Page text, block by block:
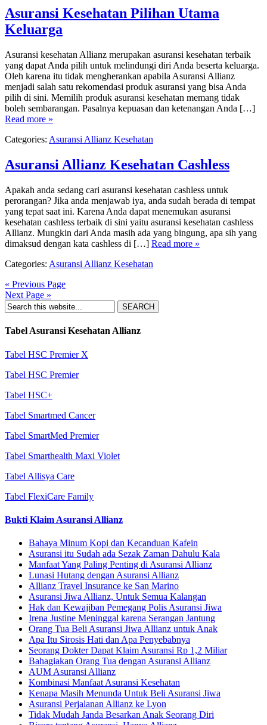
Asuransi Kesehatan Pilihan Utama
Keluarga
Asuransi kesehatan Allianz merupakan asuransi kesehatan terbaik
yang dapat Anda pilih untuk melindungi diri Anda beserta keluarga.
Oleh karena itu tidak mengherankan apabila Asuransi Allianz
menjadi salah satu rekomendasi produk asuransi yang bisa Anda
pilih di sini. Memilih produk asuransi kesehatan memang tidak
boleh sembarangan. Pasalnya kepuasan dan ketenangan Anda […]
Read more »
Categories: Asuransi Allianz Kesehatan
Asuransi Allianz Kesehatan Cashless
Apakah anda sedang cari asuransi kesehatan cashless untuk
perorangan? Jika anda menjawab iya, anda sudah berada di tempat
yang tepat saat ini. Karena Anda dapat menemukan asuransi
kesehatan cashless terbaik di sini yaitu asuransi kesehatan cashless
Allianz. Mungkin dari Anda masih ada yang bingung, apa sih yang
dimaksud dengan kata cashless di […] Read more »
Categories: Asuransi Allianz Kesehatan
« Previous Page
Next Page »
Tabel Asuransi Kesehatan Allianz
Tabel HSC Premier X
Tabel HSC Premier
Tabel HSC+
Tabel Smartmed Cancer
Tabel SmartMed Premier
Tabel Smarthealth Maxi Violet
Tabel Allisya Care
Tabel FlexiCare Family
Bukti Klaim Asuransi Allianz
Bahaya Minum Kopi dan Kecanduan Kafein
Asuransi itu Sudah ada Sezak Zaman Dahulu Kala
Manfaat Yang Paling Penting di Asuransi Allianz
Lunasi Hutang dengan Asuransi Allianz
Allianz Travel Insurance ke San Marino
Asuransi Jiwa Allianz, Untuk Semua Kalangan
Hak dan Kewajiban Pemegang Polis Asuransi Jiwa
Irena Justine Meninggal karena Serangan Jantung
Orang Tua Beli Asuransi Jiwa Allianz untuk Anak
Apa Itu Sirosis Hati dan Apa Penyebabnya
Seorang Dokter Dapat Klaim Asuransi Rp 1,2 Miliar
Bahagiakan Orang Tua dengan Asuransi Allianz
AUM Asuransi Allianz
Kombinasi Manfaat Asuransi Kesehatan
Kenapa Masih Menunda Untuk Beli Asuransi Jiwa
Asuransi Perjalanan Allianz ke Lyon
Tidak Mudah Janda Besarkan Anak Seorang Diri